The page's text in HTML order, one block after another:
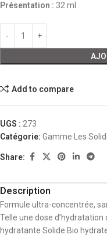
Présentation : 32 ml
Add to compare
UGS : 273
Catégorie: Gamme Les
Share:
Description
Formule ultra-concentrée,
Telle une dose
hydratante Solide Bio